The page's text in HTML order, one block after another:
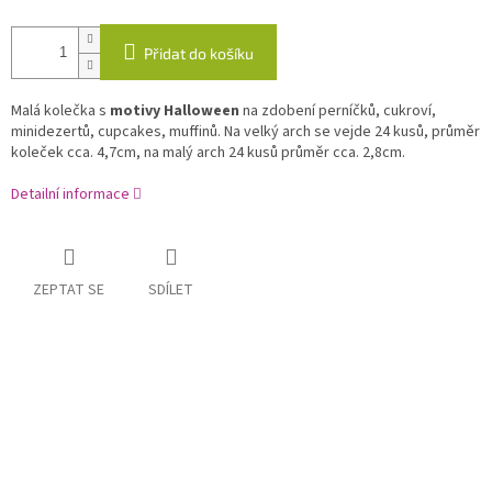
Přidat do košíku
Malá kolečka s motivy Halloween na zdobení perníčků, cukroví,
minidezertů, cupcakes, muffinů. Na velký arch se vejde 24 kusů, průměr
koleček cca. 4,7cm, na malý arch 24 kusů průměr cca. 2,8cm.
Detailní informace
ZEPTAT SE SDÍLET